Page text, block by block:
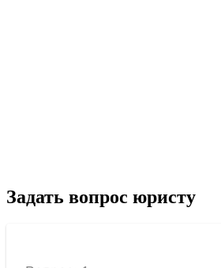
Задать вопрос юристу